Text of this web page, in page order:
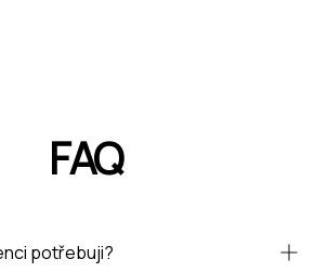
dotek klidu do vašeho
k odběru stanic obsahujících
FAQ
potřebuji?